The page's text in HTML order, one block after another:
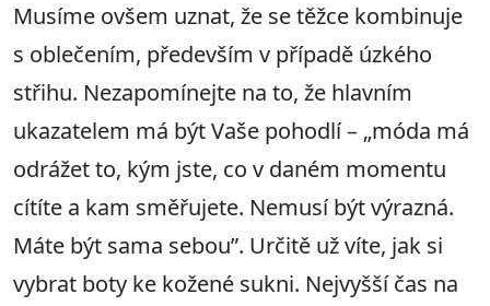
Musíme ovšem uznat, že se těžce kombinuje
s oblečením, především v případě úzkého
střihu. Nezapomínejte na to, že hlavním
ukazatelem má být Vaše pohodlí – „móda má
odrážet to, kým jste, co v daném momentu
cítíte a kam směřujete. Nemusí být výrazná.
Máte být sama sebou”. Určitě už víte, jak si
vybrat boty ke kožené sukni. Nejvyšší čas na